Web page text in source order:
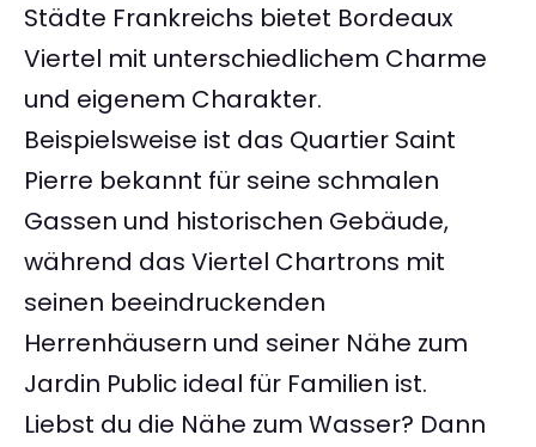
Städte Frankreichs bietet Bordeaux
Viertel mit unterschiedlichem Charme
und eigenem Charakter.
Beispielsweise ist das Quartier Saint
Pierre bekannt für seine schmalen
Gassen und historischen Gebäude,
während das Viertel Chartrons mit
seinen beeindruckenden
Herrenhäusern und seiner Nähe zum
Jardin Public ideal für Familien ist.
Liebst du die Nähe zum Wasser? Dann